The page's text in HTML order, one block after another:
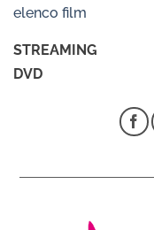
elenco film
STREAMING
DVD